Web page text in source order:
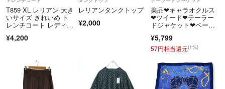
【例】
「@（アットマーク）」の直前に「.（ドット）」が入っているメー
ルアドレス
「.（ドット）」が複数個連続するメールアドレス
※こちらのアカウントはラクマ公式パートナーのBrandear（ブランディ
ア）によって運営されています。
T859 XL レリアン 大き
いサイズ きれいめ ト
レンチコート レディー
¥4,200
レリアンタンクトップ
¥2,000
美品❤キャラオクルス
❤ツイード❤テーラー
ドジャケット❤ベージ
¥5,799
57円相当還元(1%)